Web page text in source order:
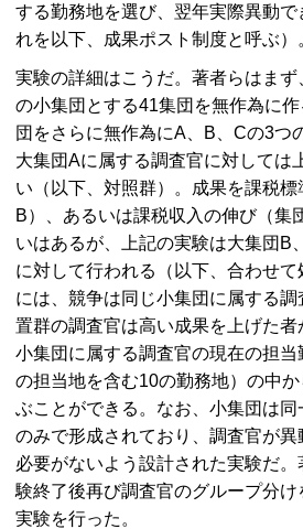
する勤務地を選び、翌年実際異動で
れを以下、成果ポスト制度と呼ぶ）
実験の詳細はこうだ。著者らはま
の小集団とする41集団を無作為に
団をさらに無作為にA、B、Cの3つ
大集団Aに属する調査官に対しては
い（以下、対照群）。成果を課税標
B）、あるいは課税収入の伸び（集
いはあるが、上記の実験は大集団B
に対して行われる（以下、合わせ
には、競争は同じ小集団に属する
置群の調査官は高い成果を上げた
小集団に属する調査官の現在の担
の担当地を含む10の勤務地）の中
ぶことができる。なお、小集団は
のみで形成されており、調査官が
必要がないよう設計された実験だ
験終了後再び調査官のグループ分
実験を行った。